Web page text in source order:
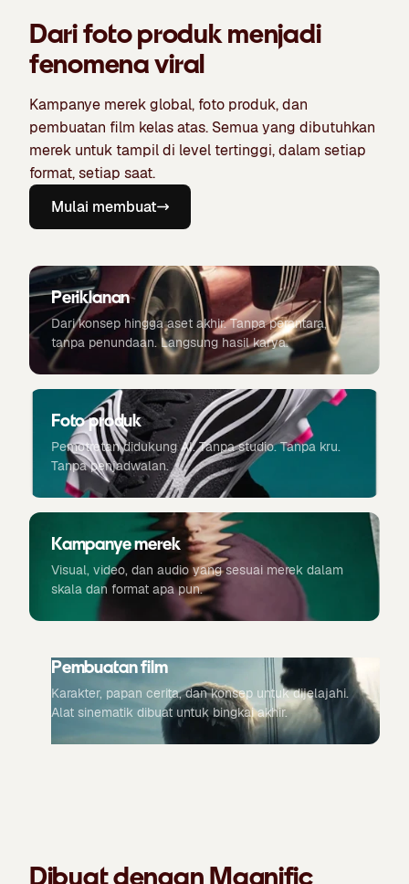
Dari foto produk menjadi
fenomena viral
Kampanye merek global, foto produk, dan
pembuatan film kelas atas. Semua yang dibutuhkan
merek untuk tampil di level tertinggi, dalam setiap
format, setiap saat.
Mulai membuat
Periklanan
Dari konsep hingga aset akhir. Tanpa perantara,
tanpa penundaan. Langsung hasil karya.
Foto produk
Pemotretan didukung AI. Tanpa studio. Tanpa kru.
Tanpa penjadwalan.
Kampanye merek
Visual, video, dan audio yang sesuai merek dalam
skala dan format apa pun.
Pembuatan film
Karakter, papan cerita, dan konsep untuk dijelajahi.
Alat sinematik dibuat untuk bingkai akhir.
Dibuat dengan Magnific